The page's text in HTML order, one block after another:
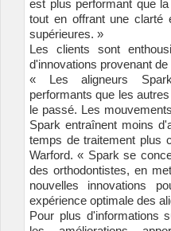
est plus performant que
tout en offrant une clarté
supérieures. »
Les clients sont
d'innovations provenant de
« Les aligneurs
performants que les
le passé. Les
Spark entraînent moins
temps de traitement plus
Warford. « Spark se
des orthodontistes, en
nouvelles innovations
expérience optimale des
Pour plus d'informations